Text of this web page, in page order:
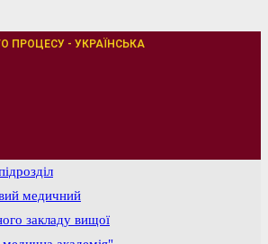
ПРОЦЕСУ - УКРАЇНСЬКА